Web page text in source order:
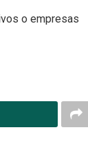
o empresas